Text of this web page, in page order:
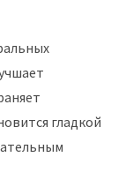
гладкой